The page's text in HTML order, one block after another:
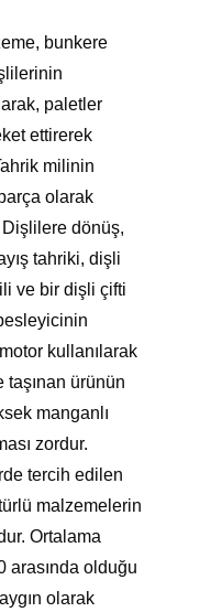
bunkere
paletler
ettirerek
milinin
olarak
Dişlilere dönüş,
tahriki, dişli
ve bir dişli çifti
kullanılarak
taşınan ürünün
manganlı
zordur.
tercih edilen
malzemelerin
Ortalama
arasında olduğu
olarak